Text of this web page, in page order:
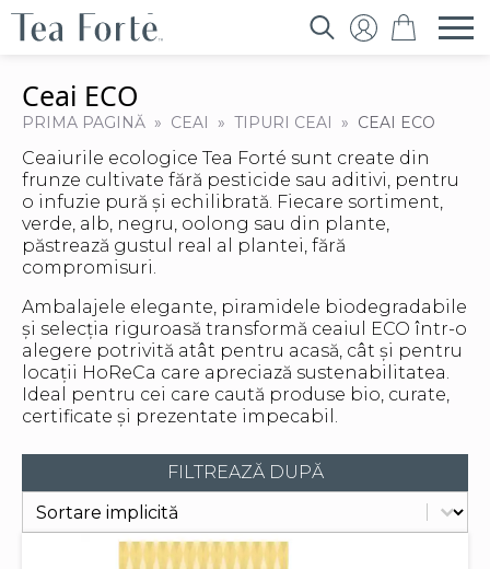
Ceai ECO
PRIMA PAGINĂ CEAI TIPURI CEAI CEAI ECO
Ceaiurile ecologice Tea Forté sunt create din
frunze cultivate fără pesticide sau aditivi, pentru
o infuzie pură și echilibrată. Fiecare sortiment,
verde, alb, negru, oolong sau din plante,
păstrează gustul real al plantei, fără
compromisuri.
Ambalajele elegante, piramidele biodegradabile
și selecția riguroasă transformă ceaiul ECO într-o
alegere potrivită atât pentru acasă, cât și pentru
locații HoReCa care apreciază sustenabilitatea.
Ideal pentru cei care caută produse bio, curate,
certificate și prezentate impecabil.
FILTREAZĂ DUPĂ
Filtrează
Sort content